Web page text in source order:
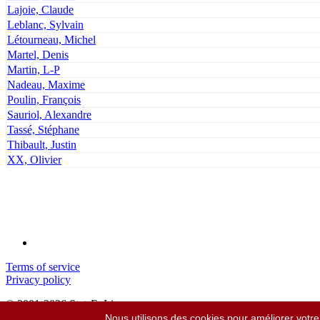
Lajoie, Claude
Leblanc, Sylvain
Létourneau, Michel
Martel, Denis
Martin, L-P
Nadeau, Maxime
Poulin, François
Sauriol, Alexandre
Tassé, Stéphane
Thibault, Justin
XX, Olivier
Terms of service
Privacy policy
© 2001-2026 StatsEnLigne.com